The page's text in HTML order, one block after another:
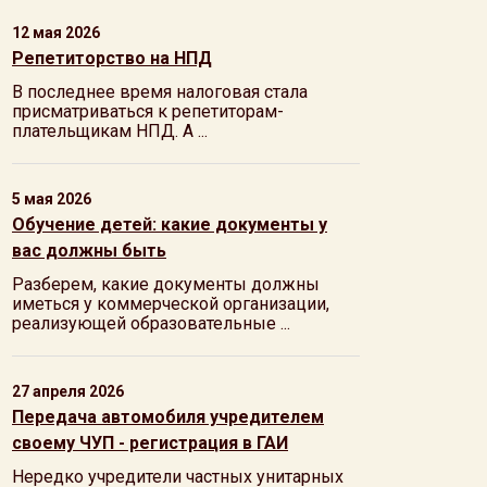
12 мая 2026
Репетиторство на НПД
В последнее время налоговая стала
присматриваться к репетиторам-
плательщикам НПД. А ...
5 мая 2026
Обучение детей: какие документы у
вас должны быть
Разберем, какие документы должны
иметься у коммерческой организации,
реализующей образовательные ...
27 апреля 2026
Передача автомобиля учредителем
своему ЧУП - регистрация в ГАИ
Нередко учредители частных унитарных